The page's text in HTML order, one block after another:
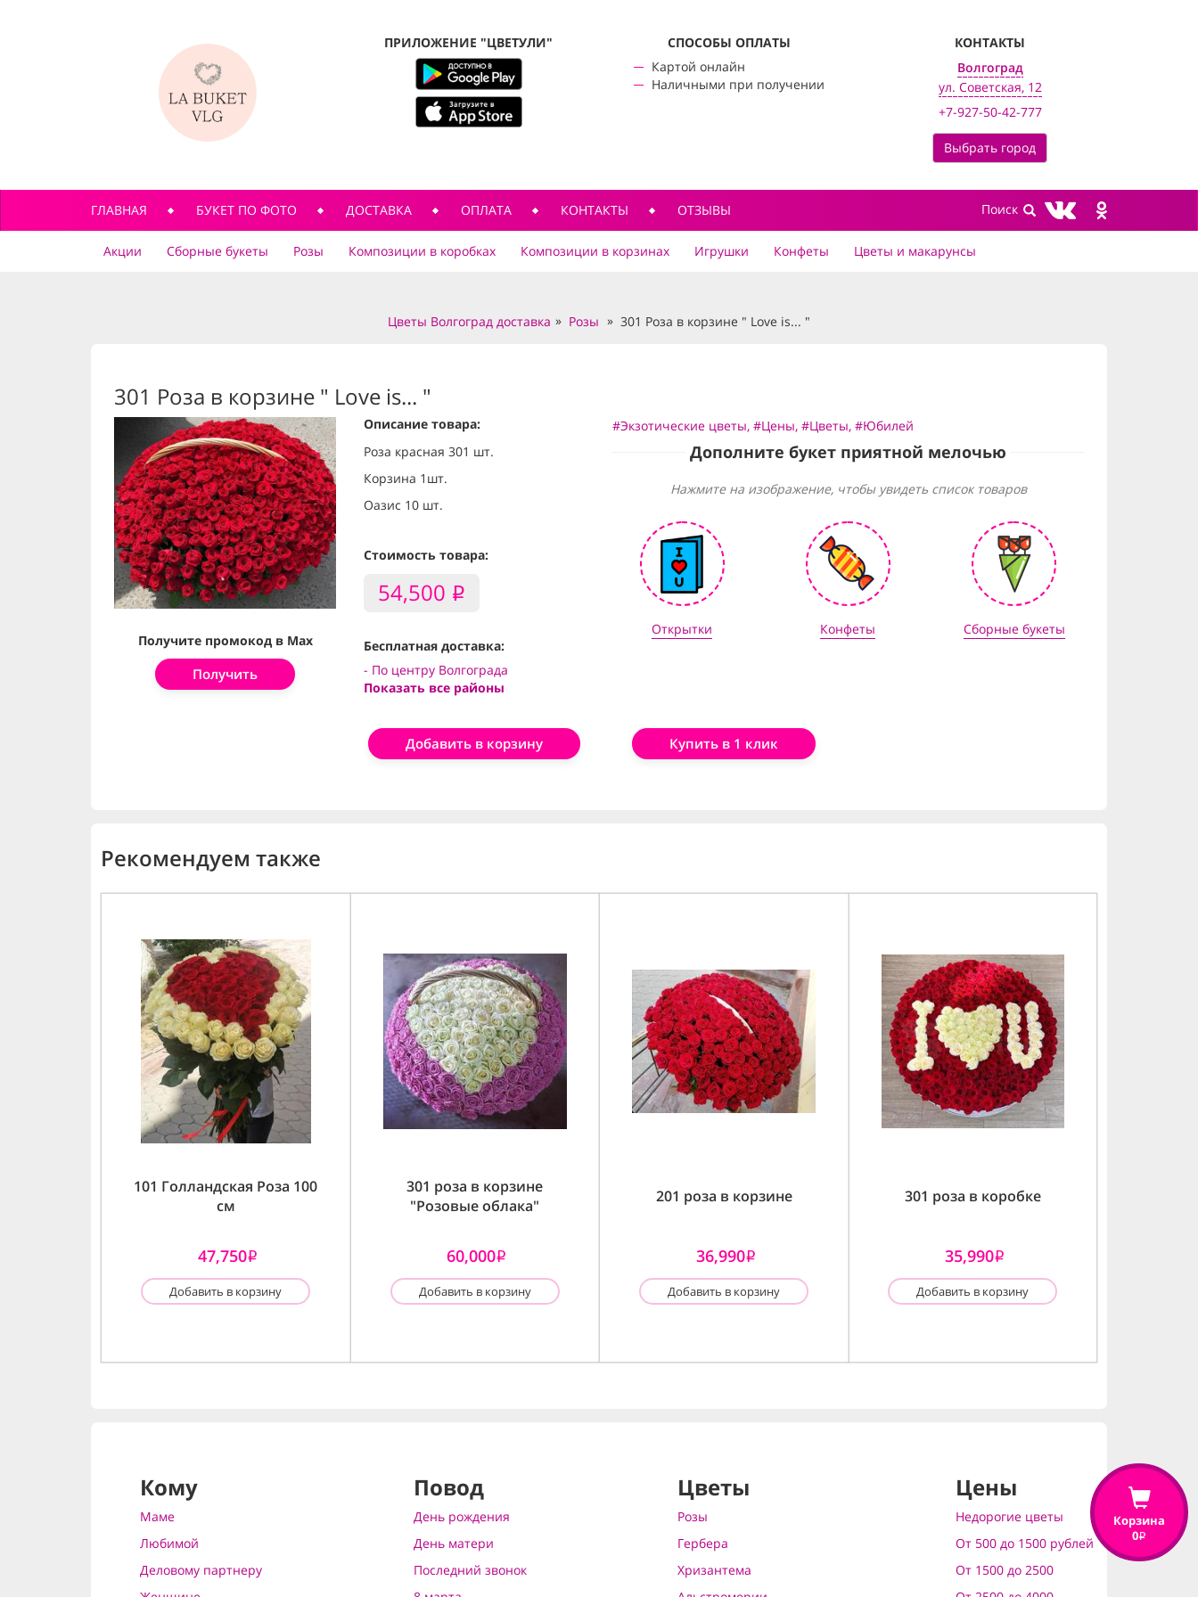
ПРИЛОЖЕНИЕ "ЦВЕТУЛИ"
CПОСОБЫ ОПЛАТЫ
Картой онлайн
Наличными при получении
КОНТАКТЫ
Волгоград
ул. Советская, 12
+7-927-50-42-777
Выбрать город
ГЛАВНАЯ БУКЕТ ПО ФОТО ДОСТАВКА ОПЛАТА КОНТАКТЫ ОТЗЫВЫ
Акции Сборные букеты Розы Композиции в коробках Композиции в корзинах Игрушки Конфеты Цветы и макарунсы
Цветы Волгоград доставка Розы 301 Роза в корзине " Love is... "
301 Роза в корзине " Love is... "
Получите промокод в Max
Получить
Описание товара:
Роза красная 301 шт.
Корзина 1шт.
Оазис 10 шт.
Стоимость товара:
54,500 i
Бесплатная доставка:
- По центру Волгограда
Показать все районы
#Экзотические цветы, #Цены, #Цветы, #Юбилей
Дополните букет приятной мелочью
Нажмите на изображение, чтобы увидеть список товаров
Открытки Конфеты Сборные букеты
Добавить в корзину Купить в 1 клик
Рекомендуем также
101 Голландская Роза 100
см
47,750i
Добавить в корзину
301 роза в корзине
"Розовые облака"
60,000i
Добавить в корзину
201 роза в корзине
36,990i
Добавить в корзину
301 роза в коробке
35,990i
Добавить в корзину
Кому
Маме
Любимой
Деловому партнеру
Повод
День рождения
День матери
Последний звонок
Цветы
Розы
Гербера
Хризантема
Цены
Недорогие цветы
От 500 до 1500 рублей
От 1500 до 2500
Корзина
0i